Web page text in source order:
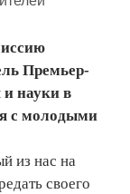
Премьер-
и науки в
с молодыми
из нас на
своего